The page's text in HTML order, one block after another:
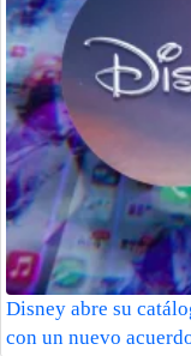
Disney abre su
con un nuevo